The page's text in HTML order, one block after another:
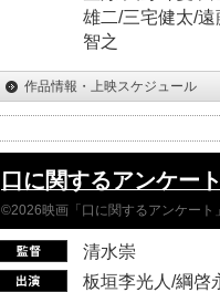
雄二/三宅健太/
智之
作品情報・上映スケジュール
口に関するアンケー
©2026映画「口に関するアンケート
清水崇
板垣李光人/綱啓